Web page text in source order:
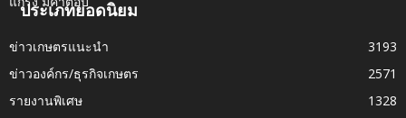
ประเภทยอดนิยม
ข่าวเกษตรแนะนำ
3193
ข่าวองค์กร/ธุรกิจเกษตร
2571
รายงานพิเศษ
1328